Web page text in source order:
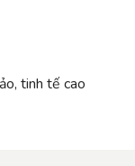
tinh tế cao